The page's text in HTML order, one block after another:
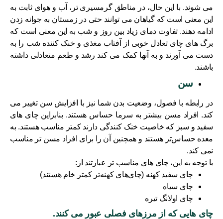
می شوند. با این حال، در مناطق گرمسیری تر، آب و هوای ثابت به
این معنی است که گیاهان می توانند حتی در زمستان به جوانه زدن
ادامه دهند. تفاوت دمای زیاد بین روز و شب به این معنی است که
برگ های چای تعادل خوبی از آفتاب مغذی و خنک کننده شب را به
دست می آورند و به آنها کمک می کند رشد و طعم متعادلی داشته
باشند.
سن
در رابطه با فصول، وضعیت بدن شما نیز با افزایش سن تغییر می
کند. افراد مسن بیشتر به سرما حساس هستند. بنابراین چای های
سفید و سبز که خاصیت خنک کنندگی دارند کمتر مناسب هستند. به
معده حساس‌تر هستند و همچنین آن را برای افراد مسن تر مناسب
نمی کند.
با توجه به این، چای های مناسب تر عبارتند از:
چای سفید کهنه (چای‌های کهنه‌تر کمتر خام هستند)
چای سیاه
چای اولانگ تیره
چای هایی که از مرزهای فصلی عبور می کنند.